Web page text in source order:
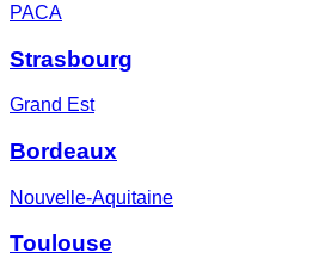
PACA
Strasbourg
Grand Est
Bordeaux
Nouvelle-Aquitaine
Toulouse